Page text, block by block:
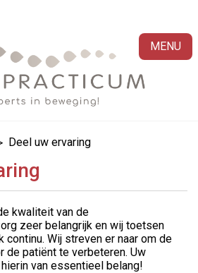
MENU
Deel uw ervaring
kwaliteit van de
zeer belangrijk en wij toetsen
Wij streven er naar om de
de patiënt te verbeteren. Uw
van essentieel belang!